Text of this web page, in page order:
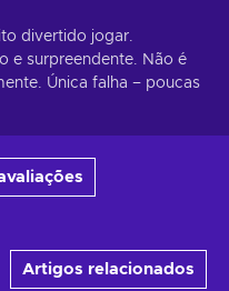
divertido jogar.
e surpreendente. Não é
Única falha – poucas
Artigos relacionados